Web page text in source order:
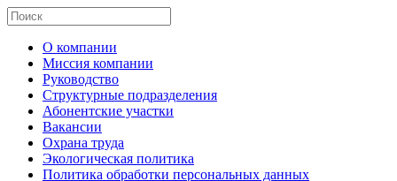
О компании
Миссия компании
Руководство
Структурные подразделения
Абонентские участки
Вакансии
Охрана труда
Экологическая политика
Политика обработки персональных данных